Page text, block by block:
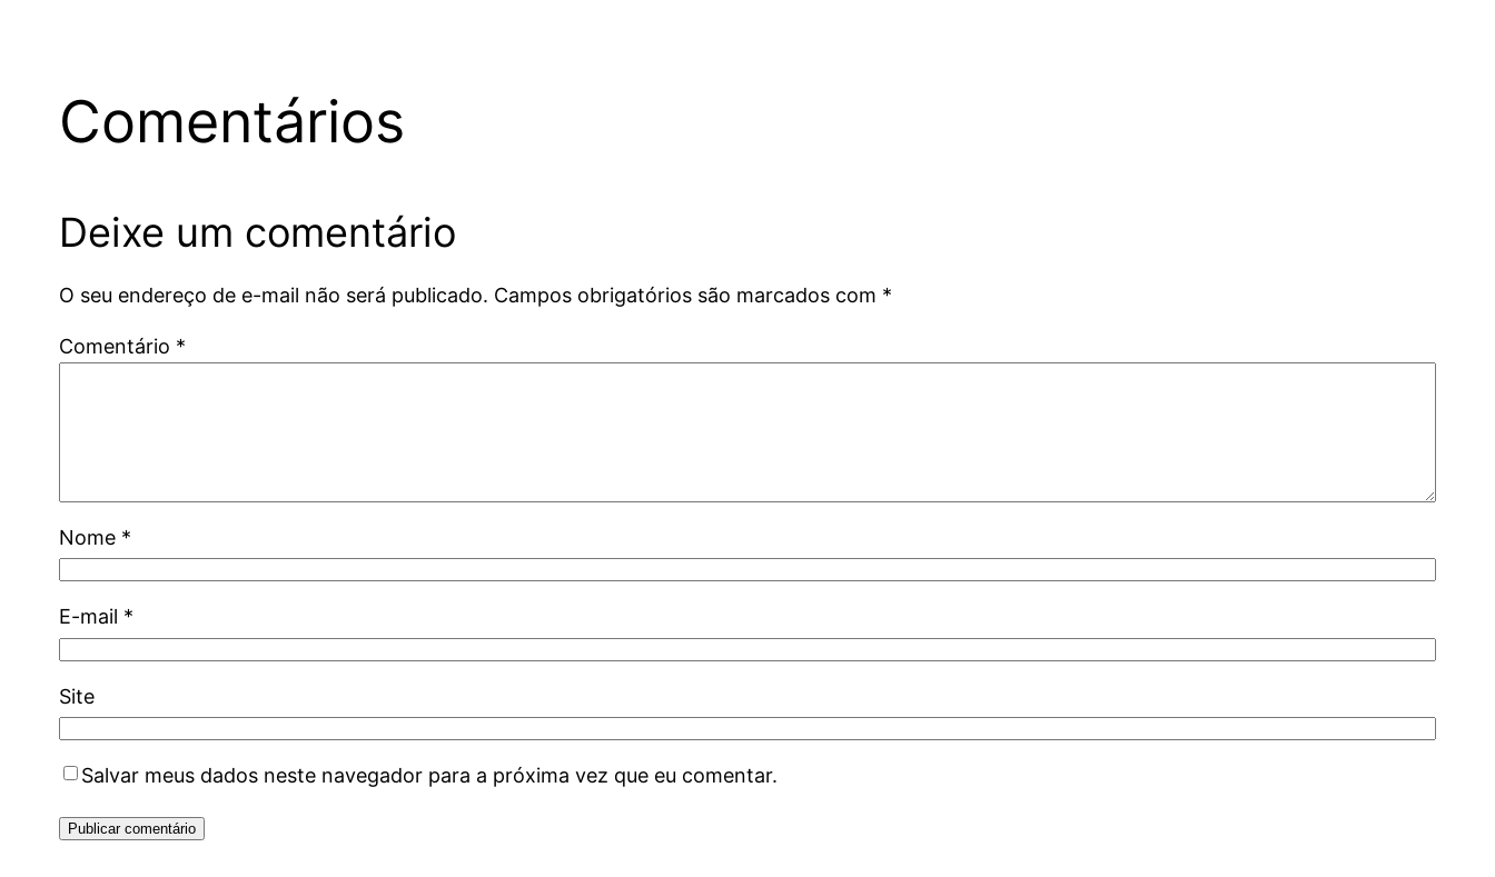
Comentários
Deixe um comentário
O seu endereço de e-mail não será publicado. Campos obrigatórios são marcados com *
Comentário *
Nome *
E-mail *
Site
Salvar meus dados neste navegador para a próxima vez que eu comentar.